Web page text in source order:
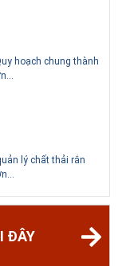
hoạch chung thành
lý chất thải rắn
ĐÂY